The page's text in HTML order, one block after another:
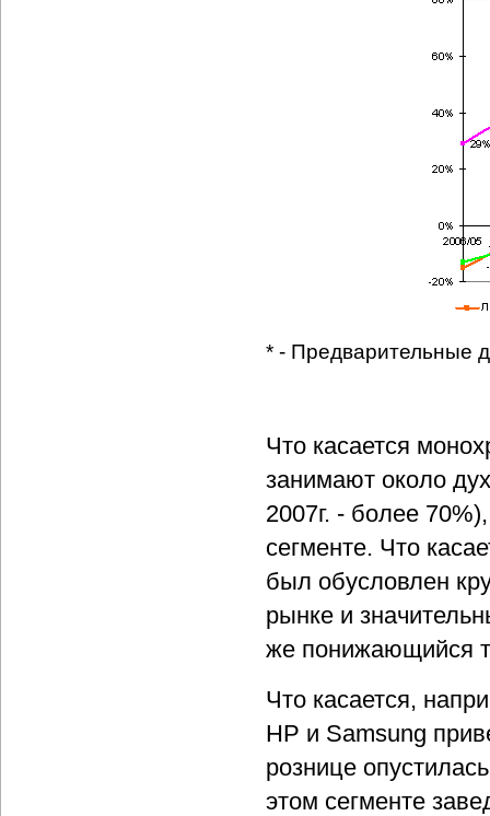
* - Предварительные
Что касается
занимают около
2007г. - более
сегменте. Что
был обусловлен
рынке и
же понижающийся
Что касается,
HP и Samsung
рознице
этом сегменте